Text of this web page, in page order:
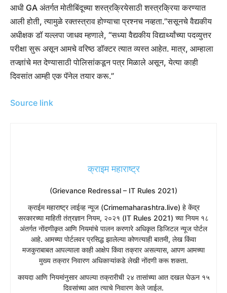
आधी GA अंतर्गत मोतीबिंदूच्या शस्त्रक्रियेसाठी शस्त्रक्रिया करण्यात
आली होती, त्यामुळे रक्तस्त्राव होण्याचा प्रश्नच नव्हता.”ससूनचे वैद्यकीय
अधीक्षक डॉ यल्लपा जाधव म्हणाले, “सध्या वैद्यकीय विद्यार्थ्यांच्या पदव्युत्तर
परीक्षा सुरू असून आमचे वरिष्ठ डॉक्टर त्यात व्यस्त आहेत. मात्र, आम्हाला
तज्ज्ञांचे मत देण्यासाठी पोलिसांकडून पत्र मिळाले असून, येत्या काही
दिवसांत आम्ही एक पॅनेल तयार करू.”
Source link
क्राइम महाराष्ट्र
(Grievance Redressal – IT Rules 2021)
​क्राईम महाराष्ट्र लाईव्ह न्यूज (Crimemaharashtra.live) हे केंद्र
सरकारच्या माहिती तंत्रज्ञान नियम, २०२१ (IT Rules 2021) च्या नियम १८
अंतर्गत नोंदणीकृत आणि नियमांचे पालन करणारे अधिकृत डिजिटल न्यूज पोर्टल
आहे. आमच्या पोर्टलवर प्रसिद्ध झालेल्या कोणत्याही बातमी, लेख किंवा
मजकुराबाबत आपल्याला काही आक्षेप किंवा तक्रार असल्यास, आपण आमच्या
मुख्य तक्रार निवारण अधिकाऱ्यांकडे लेखी नोंदणी करू शकता.
​कायदा आणि नियमांनुसार आपल्या तक्रारीची २४ तासांच्या आत दखल घेऊन १५
दिवसांच्या आत त्याचे निवारण केले जाईल.